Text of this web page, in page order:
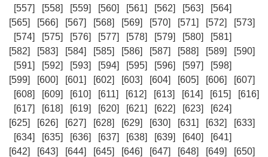
[557]
[558] [559] [560] [561] [562] [563]
[564]
[565]
[566] [567] [568] [569] [570] [571] [572]
[573]
[574]
[575] [576] [577] [578] [579] [580]
[581]
[582]
[583] [584] [585] [586] [587] [588] [589]
[590]
[591]
[592] [593] [594] [595] [596] [597]
[598]
[599]
[600] [601] [602] [603] [604] [605] [606]
[607]
[608]
[609] [610] [611] [612] [613] [614] [615]
[616]
[617]
[618] [619] [620] [621] [622] [623]
[624]
[625]
[626] [627] [628] [629] [630] [631] [632]
[633]
[634]
[635] [636] [637] [638] [639] [640]
[641]
[642]
[643] [644] [645] [646] [647] [648] [649]
[650]